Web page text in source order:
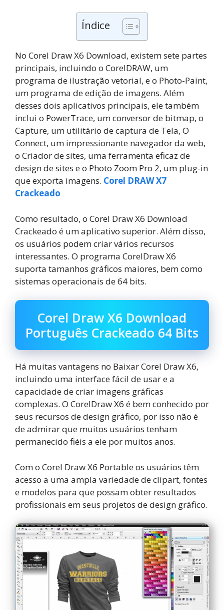
Índice
No Corel Draw X6 Download, existem sete partes
principais, incluindo o CorelDRAW, um
programa de ilustração vetorial, e o Photo-Paint,
um programa de edição de imagens. Além
desses dois aplicativos principais, ele também
inclui o PowerTrace, um conversor de bitmap, o
Capture, um utilitário de captura de Tela, O
Connect, um impressionante navegador da web,
o Criador de sites, uma ferramenta eficaz de
design de sites e o Photo Zoom Pro 2, um plug-in
que exporta imagens. Corel DRAW X7
Crackeado
Como resultado, o Corel Draw X6 Download
Crackeado é um aplicativo superior. Além disso,
os usuários podem criar vários recursos
interessantes. O programa CorelDraw X6
suporta tamanhos gráficos maiores, bem como
sistemas operacionais de 64 bits.
Corel Draw X6 Download
Português Crackeado 64 Bits
Há muitas vantagens no Baixar Corel Draw X6,
incluindo uma interface fácil de usar e a
capacidade de criar imagens gráficas
complexas. O CorelDraw X6 é bem conhecido por
seus recursos de design gráfico, por isso não é
de admirar que muitos usuários tenham
permanecido fiéis a ele por muitos anos.
Com o Corel Draw X6 Portable os usuários têm
acesso a uma ampla variedade de clipart, fontes
e modelos para que possam obter resultados
profissionais em seus projetos de design gráfico.